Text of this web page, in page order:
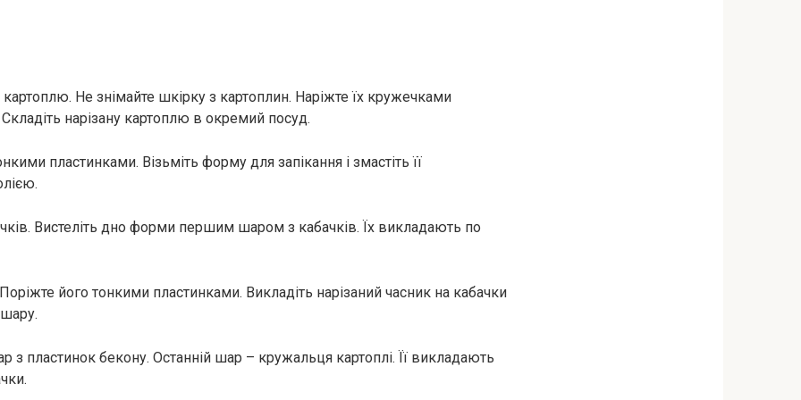
Не знімайте шкірку з картоплин. Наріжте їх кружечками
нарізану картоплю в окремий посуд.
пластинками. Візьміть форму для запікання і змастіть її
Вистеліть дно форми першим шаром з кабачків. Їх викладають по
його тонкими пластинками. Викладіть нарізаний часник на кабачки
з пластинок бекону. Останній шар – кружальця картоплі. Її викладають